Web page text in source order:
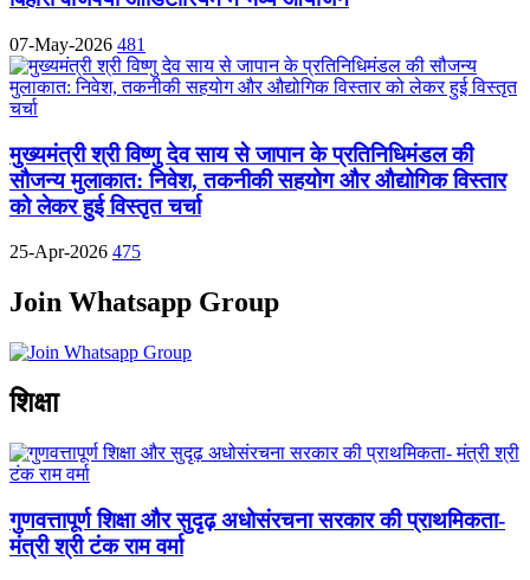
07-May-2026 481
मुख्यमंत्री श्री विष्णु देव साय से जापान के प्रतिनिधिमंडल की
सौजन्य मुलाकात: निवेश, तकनीकी सहयोग और औद्योगिक विस्तार
को लेकर हुई विस्तृत चर्चा
25-Apr-2026 475
Join Whatsapp Group
शिक्षा
गुणवत्तापूर्ण शिक्षा और सुदृढ़ अधोसंरचना सरकार की प्राथमिकता-
मंत्री श्री टंक राम वर्मा